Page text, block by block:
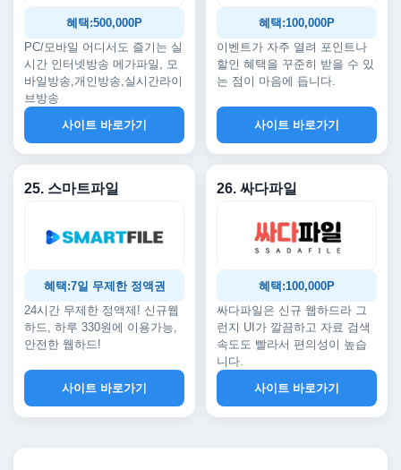
혜택:500,000P
PC/모바일 어디서도 즐기는 실
시간 인터넷방송 메가파일, 모
바일방송,개인방송,실시간라이
브방송
사이트 바로가기
혜택:100,000P
이벤트가 자주 열려 포인트나
할인 혜택을 꾸준히 받을 수 있
는 점이 마음에 듭니다.
사이트 바로가기
25. 스마트파일
혜택:7일 무제한 정액권
24시간 무제한 정액제! 신규웹
하드, 하루 330원에 이용가능,
안전한 웹하드!
사이트 바로가기
26. 싸다파일
혜택:100,000P
싸다파일은 신규 웹하드라 그
런지 UI가 깔끔하고 자료 검색
속도도 빨라서 편의성이 높습
니다.
사이트 바로가기